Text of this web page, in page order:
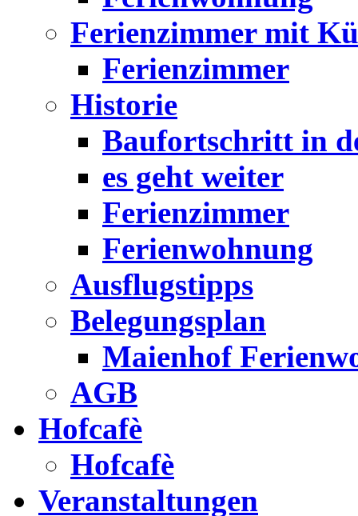
Ferienzimmer mit
Ferienzimmer
Historie
Baufortschritt in
es geht weiter
Ferienzimmer
Ferienwohnung
Ausflugstipps
Belegungsplan
Maienhof
AGB
Hofcafè
Hofcafè
Veranstaltungen